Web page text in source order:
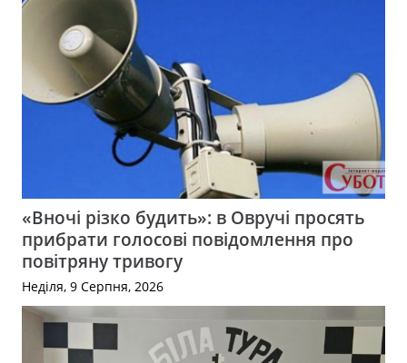
«Вночі різко будить»: в Овручі просять
прибрати голосові повідомлення про
повітряну тривогу
Неділя, 9 Серпня, 2026